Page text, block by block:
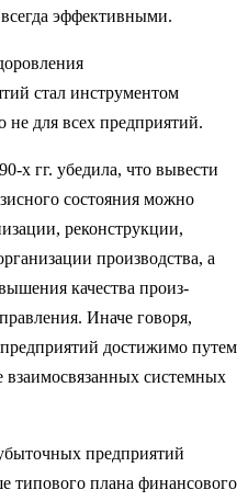
эффективными.
стал инструментом
не для всех предприятий.
х гг. убедила, что вывести
состояния можно
реконструкции,
производства, а
качества произ­
Иначе говоря,
достижимо путем
взаимосвязанных системных
предприятий
типового плана финансового